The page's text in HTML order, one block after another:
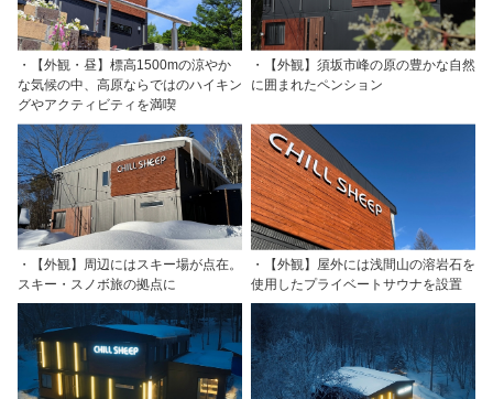
・【外観・昼】標高1500mの涼やか
な気候の中、高原ならではのハイキン
グやアクティビティを満喫
・【外観】須坂市峰の原の豊かな自然
に囲まれたペンション
・【外観】周辺にはスキー場が点在。
スキー・スノボ旅の拠点に
・【外観】屋外には浅間山の溶岩石を
使用したプライベートサウナを設置